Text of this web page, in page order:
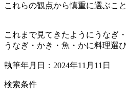
これらの観点から慎重に選ぶこ
これまで見てきたようにうなぎ
うなぎ・かき・魚・かに料理選
執筆年月日：2024年11月11日
検索条件